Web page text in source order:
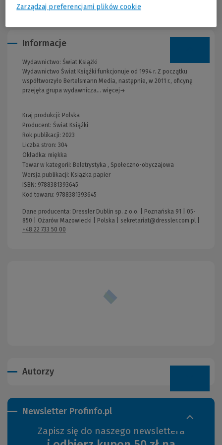
Informacje
Wydawnictwo: Świat Książki
Wydawnictwo Świat Książki funkcjonuje od 1994 r. Z początku
współtworzyło Bertelsmann Media, następnie, w 2011 r., oficynę
przejęła grupa wydawnicza... więcej→
Kraj produkcji: Polska
Producent: Świat Książki
Rok publikacji: 2023
Liczba stron: 304
Okładka: miękka
Towar w kategorii: Beletrystyka , Społeczno-obyczajowa
Wersja publikacji: Książka papier
ISBN: 9788381393645
Kod towaru: 9788381393645
Dane producenta: Dressler Dublin sp. z o.o. | Poznańska 91 | 05-
850 | Ożarów Mazowiecki | Polska | sekretariat@dressler.com.pl
+48 22 733 50 00
Autorzy
Newsletter Profinfo.pl
Zapisz się do naszego newslettera
Zarządzaj preferencjami plików cookie